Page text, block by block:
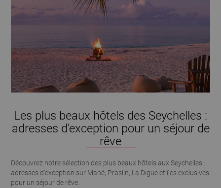
Les plus beaux hôtels des Seychelles :
adresses d’exception pour un séjour de
rêve
Découvrez notre sélection des plus beaux hôtels aux Seychelles :
adresses d’exception sur Mahé, Praslin, La Digue et îles exclusives
pour un séjour de rêve.